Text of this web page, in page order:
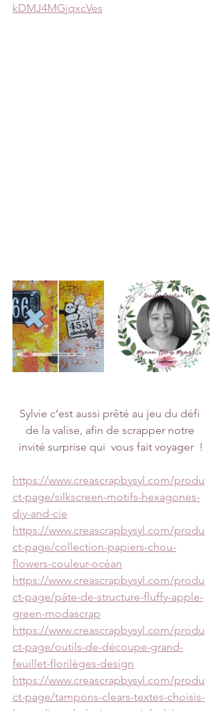
kDMJ4MGjqxcVes
Sylvie c’est aussi prêté au jeu du défi
de la valise, afin de scrapper notre
invité surprise qui  vous fait voyager  !
https://www.creascrapbysyl.com/produ
ct-page/silkscreen-motifs-hexagones-
diy-and-cie
https://www.creascrapbysyl.com/produ
ct-page/collection-papiers-chou-
flowers-couleur-océan
https://www.creascrapbysyl.com/produ
ct-page/pâte-de-structure-fluffy-apple-
green-modascrap
https://www.creascrapbysyl.com/produ
ct-page/outils-de-découpe-grand-
feuillet-florilèges-design
https://www.creascrapbysyl.com/produ
ct-page/tampons-clears-textes-choisis-